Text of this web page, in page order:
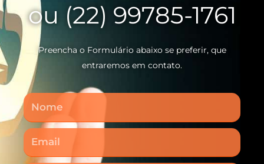
ou (22) 99785-1761
Preencha o Formulário abaixo se preferir, que
entraremos em contato.
Nome
Email